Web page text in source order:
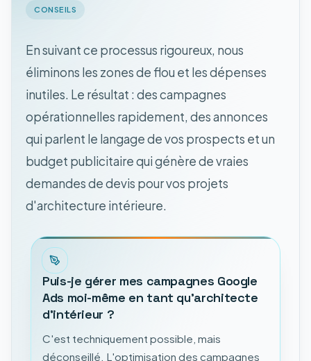
CONSEILS
En suivant ce processus rigoureux, nous
éliminons les zones de flou et les dépenses
inutiles. Le résultat : des campagnes
opérationnelles rapidement, des annonces
qui parlent le langage de vos prospects et un
budget publicitaire qui génère de vraies
demandes de devis pour vos projets
d'architecture intérieure.
Puis-je gérer mes campagnes Google
Ads moi-même en tant qu'architecte
d'intérieur ?
C'est techniquement possible, mais
déconseillé. L'optimisation des campagnes